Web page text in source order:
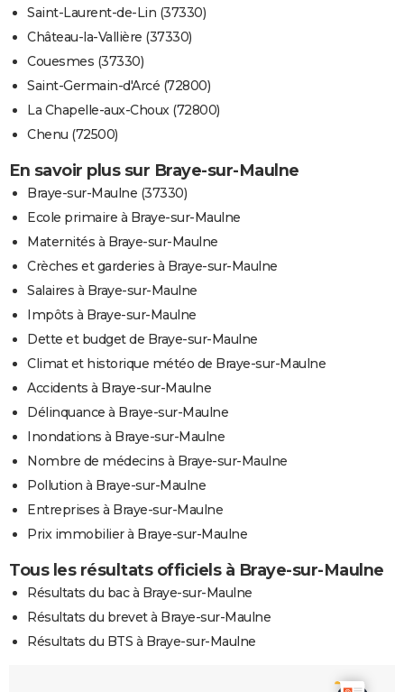
Saint-Laurent-de-Lin (37330)
Château-la-Vallière (37330)
Couesmes (37330)
Saint-Germain-d'Arcé (72800)
La Chapelle-aux-Choux (72800)
Chenu (72500)
En savoir plus sur Braye-sur-Maulne
Braye-sur-Maulne (37330)
Ecole primaire à Braye-sur-Maulne
Maternités à Braye-sur-Maulne
Crèches et garderies à Braye-sur-Maulne
Salaires à Braye-sur-Maulne
Impôts à Braye-sur-Maulne
Dette et budget de Braye-sur-Maulne
Climat et historique météo de Braye-sur-Maulne
Accidents à Braye-sur-Maulne
Délinquance à Braye-sur-Maulne
Inondations à Braye-sur-Maulne
Nombre de médecins à Braye-sur-Maulne
Pollution à Braye-sur-Maulne
Entreprises à Braye-sur-Maulne
Prix immobilier à Braye-sur-Maulne
Tous les résultats officiels à Braye-sur-Maulne
Résultats du bac à Braye-sur-Maulne
Résultats du brevet à Braye-sur-Maulne
Résultats du BTS à Braye-sur-Maulne